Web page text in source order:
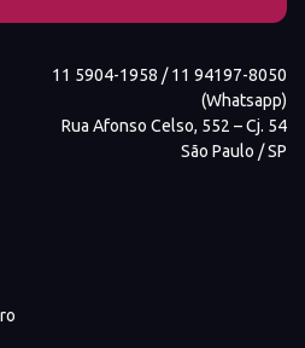
11 5904-1958 / 11 94197-8050
(Whatsapp)
Rua Afonso Celso, 552 – Cj. 54
São Paulo / SP